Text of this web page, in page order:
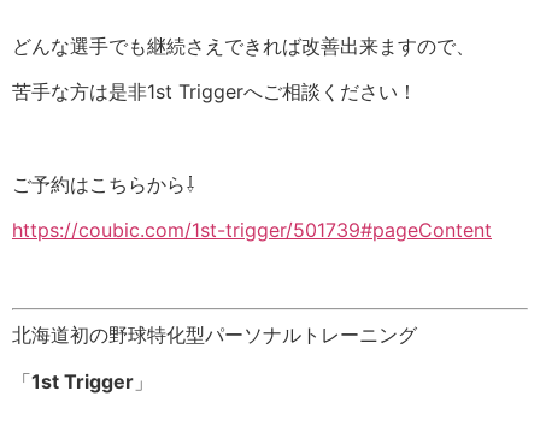
どんな選手でも継続さえできれば改善出来ますので、
苦手な方は是非1st Triggerへご相談ください！
ご予約はこちらから⇩
https://coubic.com/1st-trigger/501739#pageContent
北海道初の野球特化型パーソナルトレーニング
「1st Trigger 」